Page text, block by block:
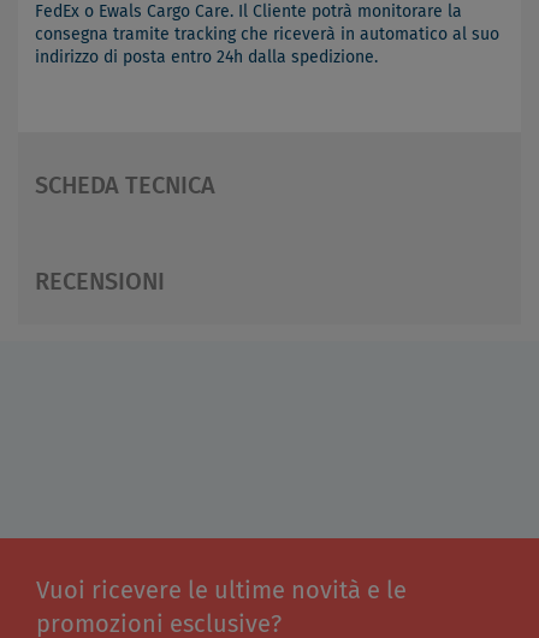
FedEx o Ewals Cargo Care. Il Cliente potrà monitorare la
consegna tramite tracking che riceverà in automatico al suo
indirizzo di posta entro 24h dalla spedizione.
SCHEDA TECNICA
RECENSIONI
Vuoi ricevere le ultime novità e le
promozioni esclusive?